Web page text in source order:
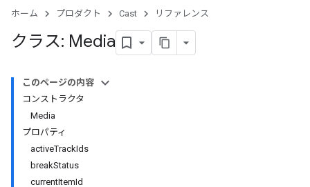
ホーム プロダクト Cast リファレンス
クラス: Media
このページの内容
コンストラクタ
Media
プロパティ
activeTrackIds
breakStatus
currentItemId